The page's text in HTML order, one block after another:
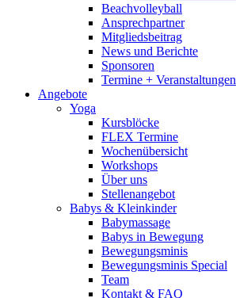
Beachvolleyball
Ansprechpartner
Mitgliedsbeitrag
News und Berichte
Sponsoren
Termine + Veranstaltungen
Angebote
Yoga
Kursblöcke
FLEX Termine
Wochenübersicht
Workshops
Über uns
Stellenangebot
Babys & Kleinkinder
Babymassage
Babys in Bewegung
Bewegungsminis
Bewegungsminis Special
Team
Kontakt & FAQ